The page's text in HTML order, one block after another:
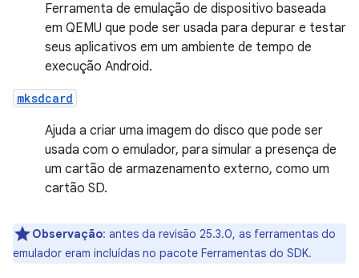
Ferramenta de emulação de dispositivo baseada
em QEMU que pode ser usada para depurar e testar
seus aplicativos em um ambiente de tempo de
execução Android.
mksdcard
Ajuda a criar uma imagem do disco que pode ser
usada com o emulador, para simular a presença de
um cartão de armazenamento externo, como um
cartão SD.
Observação: antes da revisão 25.3.0, as ferramentas do
emulador eram incluídas no pacote Ferramentas do SDK.